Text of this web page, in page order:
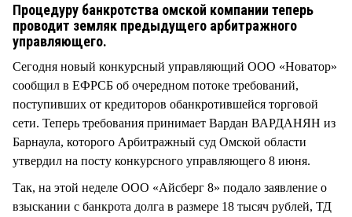
Процедуру банкротства омской компании теперь
проводит земляк предыдущего арбитражного
управляющего.
Сегодня новый конкурсный управляющий ООО «Новатор»
сообщил в ЕФРСБ об очередном потоке требований,
поступивших от кредиторов обанкротившейся торговой
сети. Теперь требования принимает Вардан ВАРДАНЯН из
Барнаула, которого Арбитражный суд Омской области
утвердил на посту конкурсного управляющего 8 июня.
Так, на этой неделе ООО «Айсберг 8» подало заявление о
взыскании с банкрота долга в размере 18 тысяч рублей, ТД